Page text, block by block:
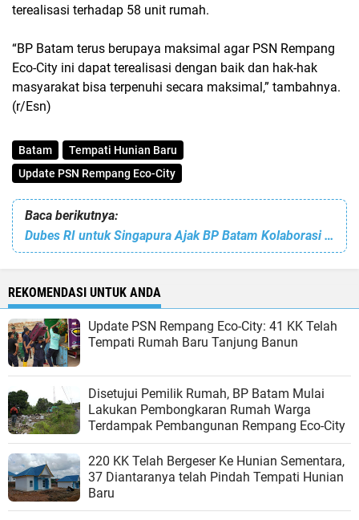
terealisasi terhadap 58 unit rumah.
“BP Batam terus berupaya maksimal agar PSN Rempang
Eco-City ini dapat terealisasi dengan baik dan hak-hak
masyarakat bisa terpenuhi secara maksimal,” tambahnya.
(r/Esn)
Batam
Tempati Hunian Baru
Update PSN Rempang Eco-City
Baca berikutnya:
Dubes RI untuk Singapura Ajak BP Batam Kolaborasi Tingkatkan Investasi
REKOMENDASI UNTUK ANDA
Update PSN Rempang Eco-City: 41 KK Telah
Tempati Rumah Baru Tanjung Banun
Disetujui Pemilik Rumah, BP Batam Mulai
Lakukan Pembongkaran Rumah Warga
Terdampak Pembangunan Rempang Eco-City
220 KK Telah Bergeser Ke Hunian Sementara,
37 Diantaranya telah Pindah Tempati Hunian
Baru